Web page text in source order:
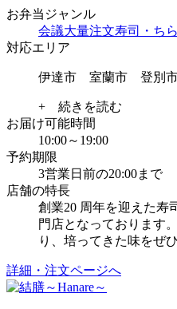
お弁当ジャンル
会議大量注文寿司・ち
対応エリア
伊達市 室蘭市 登別
+ 続きを読む
お届け可能時間
10:00～19:00
予約期限
3営業日前の20:00まで
店舗の特長
創業20 周年を迎えた寿
門店となっております
り、培ってきた味をぜ
詳細・注文ページへ